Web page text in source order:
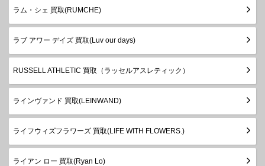
ラム・シェ 買取(RUMCHE)
ラブ アワー デイズ 買取(Luv our days)
RUSSELL ATHLETIC 買取（ラッセルアスレティック）
ラインヴァンド 買取(LEINWAND)
ライフウィズフラワーズ 買取(LIFE WITH FLOWERS.)
ライアン ロー 買取(Ryan Lo)